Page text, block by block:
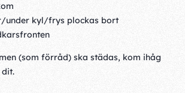
under kyl/frys plockas bort
(som förråd) ska städas, kom ihåg
dit.